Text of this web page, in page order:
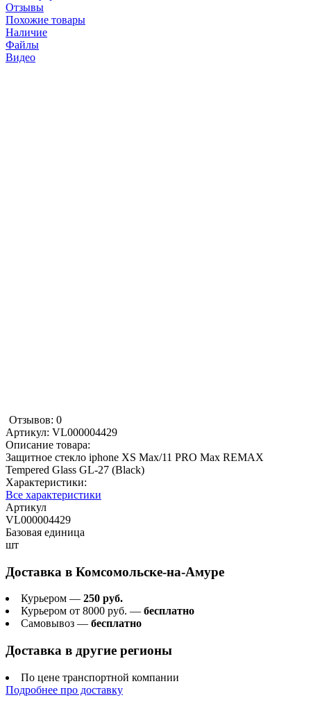
Отзывы
Похожие товары
Наличие
Файлы
Видео
Отзывов: 0
Артикул: VL000004429
Описание товара:
Защитное стекло iphone XS Max/11 PRO Max REMAX
Tempered Glass GL-27 (Black)
Характеристики:
Все характеристики
Артикул
VL000004429
Базовая единица
шт
Доставка в Комсомольске-на-Амуре
Курьером — 250 руб.
Курьером от 8000 руб. — бесплатно
Самовывоз — бесплатно
Доставка в другие регионы
По цене транспортной компании
Подробнее про доставку